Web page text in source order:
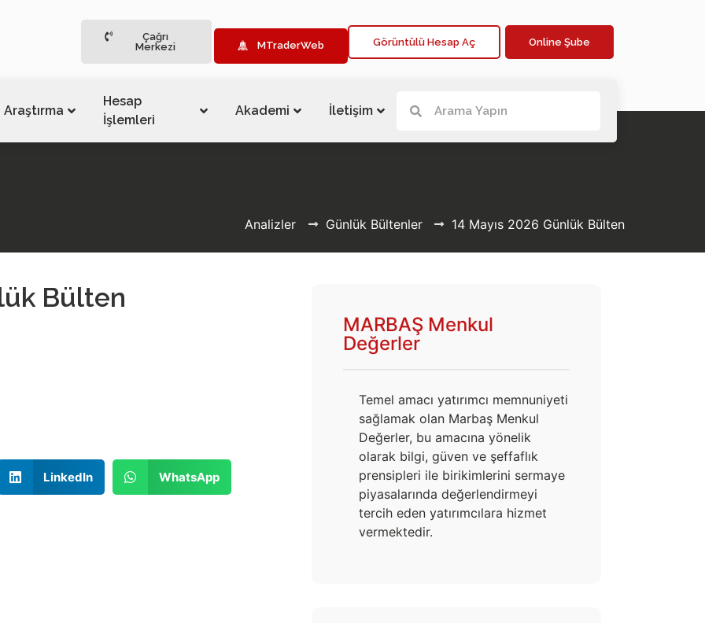
Çağrı
Merkezi
MTraderWeb Görüntülü Hesap Aç Online Şube
Araştırma
Hesap
İşlemleri
Akademi İletişim
Analizler Günlük Bültenler 14 Mayıs 2026 Günlük Bülten
Bülten
LinkedIn WhatsApp
MARBAŞ Menkul
Değerler
Temel amacı yatırımcı memnuniyeti
sağlamak olan Marbaş Menkul
Değerler, bu amacına yönelik
olarak bilgi, güven ve şeffaflık
prensipleri ile birikimlerini sermaye
piyasalarında değerlendirmeyi
tercih eden yatırımcılara hizmet
vermektedir.